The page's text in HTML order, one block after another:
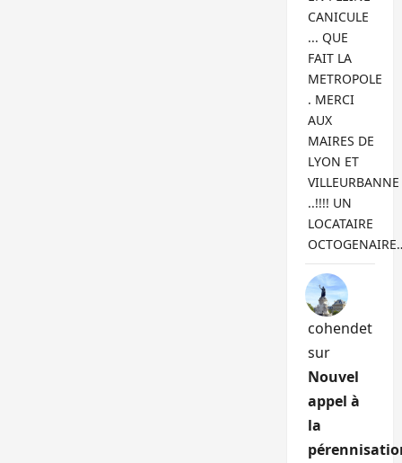
CANICULE
... QUE
FAIT LA
METROPOLE
. MERCI
AUX
MAIRES DE
LYON ET
VILLEURBANNE
..!!!! UN
LOCATAIRE
cohendet
sur
Nouvel
appel à
la